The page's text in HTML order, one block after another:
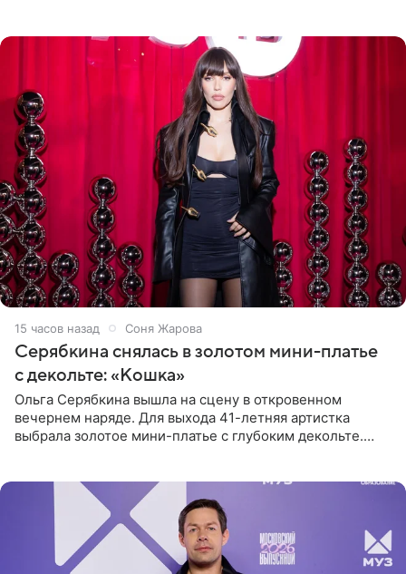
15 часов назад Соня Жарова
Серябкина снялась в золотом мини-платье
с декольте: «Кошка»
Ольга Серябкина вышла на сцену в откровенном
вечернем наряде. Для выхода 41-летняя артистка
выбрала золотое мини-платье с глубоким декольте.